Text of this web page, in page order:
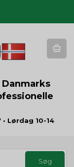
Lørdag 10-14